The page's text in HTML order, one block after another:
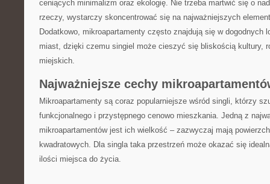
ceniących minimalizm ‍oraz ekologię. Nie trzeba martwić się o
rzeczy, wystarczy skoncentrować ⁣się na najważniejszych
Dodatkowo, mikroapartamenty często znajdują się w dogodnych
miast, dzięki czemu singiel może cieszyć⁣ się⁤ bliskością kultury,
⁤miejskich.
Najważniejsze cechy
Mikroapartamenty są coraz popularniejsze wśród singli, którzy
funkcjonalnego i przystępnego cenowo mieszkania. Jedną z
mikroapartamentów jest‍ ich wielkość – zazwyczaj mają
kwadratowych. Dla singla taka przestrzeń może okazać się
ilości miejsca do życia.